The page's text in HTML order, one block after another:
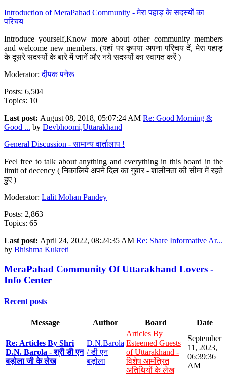
Introduction of MeraPahad Community - मेरा पहाड़ के सदस्यों का
परिचय
Introduce yourself,Know more about other community members
and welcome new members. (यहां पर कृपया अपना परिचय दें, मेरा पहाड़
के दूसरे सदस्यों के बारे में जानें और नये सदस्यों का स्वागत करें )
Moderator:दीपक पनेरू
Posts: 6,504
Topics: 10
Last post: August 08, 2018, 05:07:24 AM Re: Good Morning &
Good ... by Devbhoomi,Uttarakhand
General Discussion - सामान्य वार्तालाप !
Feel free to talk about anything and everything in this board in the
limit of decency ( निकालिये अपने दिल का गुबार - शालीनता की सीमा में रहते
हुए )
Moderator: Lalit Mohan Pandey
Posts: 2,863
Topics: 65
Last post: April 24, 2022, 08:24:35 AM Re: Share Informative Ar...
by Bhishma Kukreti
MeraPahad Community Of Uttarakhand Lovers -
Info Center
Recent posts
Message Author Board Date
Re: Articles By Shri
D.N. Barola - श्री डी एन
बड़ोला जी के लेख
D.N.Barola
/ डी एन
बड़ोला
Articles By
Esteemed Guests
of Uttarakhand -
विशेष आमंत्रित
अतिथियों के लेख
September
11, 2023,
06:39:36
AM